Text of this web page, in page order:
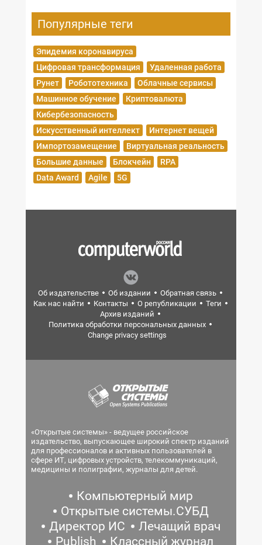
Популярные теги
Эпидемия коронавируса
Цифровая трансформация
Удаленная работа
Рунет
Робототехника
Облачные сервисы
Машинное обучение
Криптовалюта
Кибербезопасность
Искусственный интеллект
Интернет вещей
Импортозамещение
Виртуальная реальность
Большие данные
Блокчейн
RPA
Data Award
Agile 5G
Об издательстве Об издании
Обратная связь
Как нас найти
Контакты О републикации
Теги
Архив изданий
Политика обработки персональных данных
Change privacy settings
«Открытые системы» - ведущее российское
издательство, выпускающее широкий спектр изданий
для профессионалов и активных пользователей в
сфере ИТ, цифровых устройств, телекоммуникаций,
медицины и полиграфии, журналы для детей.
Компьютерный мир
Открытые системы.СУБД
Директор ИС
Лечащий врач
Publish
Классный журнал